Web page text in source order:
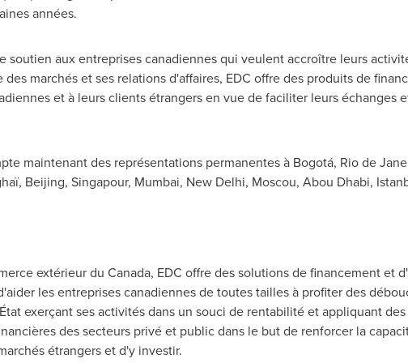
années.
soutien aux entreprises canadiennes qui veulent accroître leurs
marchés et ses relations d'affaires, EDC offre des produits de
et à leurs clients étrangers en vue de faciliter leurs échanges
maintenant des représentations permanentes à Bogotá, Rio de
Beijing, Singapour, Mumbai, New Delhi, Moscou, Abou Dhabi,
extérieur du Canada, EDC offre des solutions de financement et
les entreprises canadiennes de toutes tailles à profiter des
exerçant ses activités dans un souci de rentabilité et appliquant
des secteurs privé et public dans le but de renforcer la
étrangers et d'y investir.